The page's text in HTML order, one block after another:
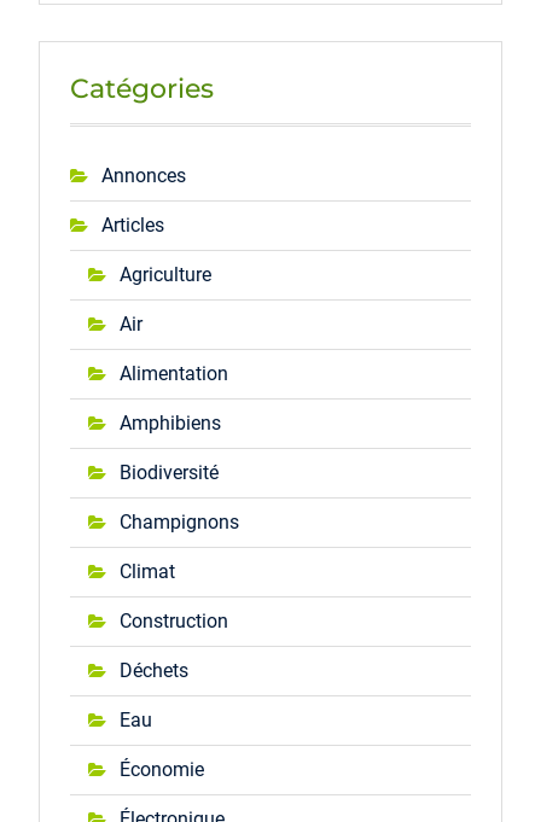
Catégories
Annonces
Articles
Agriculture
Air
Alimentation
Amphibiens
Biodiversité
Champignons
Climat
Construction
Déchets
Eau
Économie